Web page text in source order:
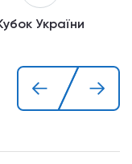
України